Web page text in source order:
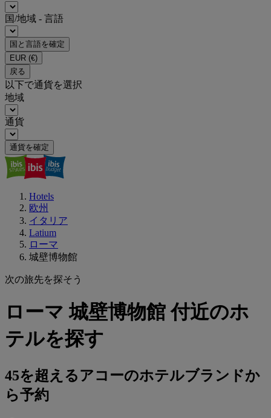
国/地域 - 言語
国と言語を確定
EUR (€)
戻る
以下で通貨を選択
地域
通貨
通貨を確定
Hotels
欧州
イタリア
Latium
ローマ
城壁博物館
次の旅先を探そう
ローマ 城壁博物館 付近のホ
テルを探す
45を超えるアコーのホテルブランドか
ら予約